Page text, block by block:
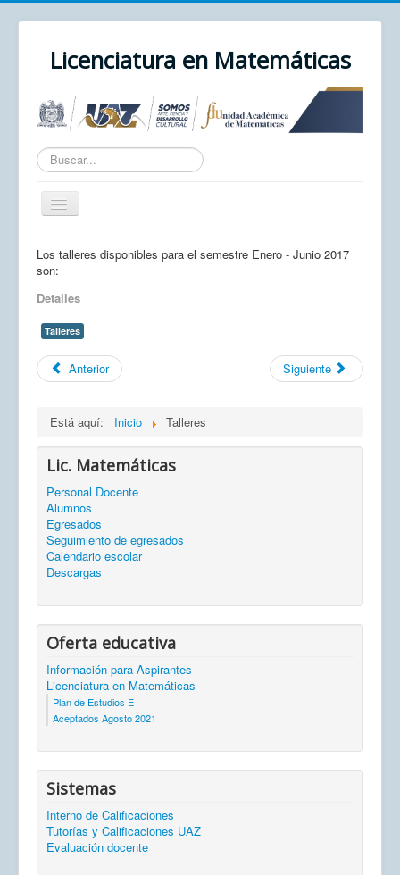
Licenciatura en Matemáticas
Texto
a
buscar...
Cambiar
navegación
Inicio
Unidad Académica
UAZ
Cursos
Correo
Los talleres disponibles para el semestre Enero - Junio 2017
son:
Detalles
Talleres
Anterior Siguiente
Está aquí: Inicio Talleres
Lic. Matemáticas
Personal Docente
Alumnos
Egresados
Seguimiento de egresados
Calendario escolar
Descargas
Oferta educativa
Información para Aspirantes
Licenciatura en Matemáticas
Plan de Estudios E
Aceptados Agosto 2021
Sistemas
Interno de Calificaciones
Tutorías y Calificaciones UAZ
Evaluación docente